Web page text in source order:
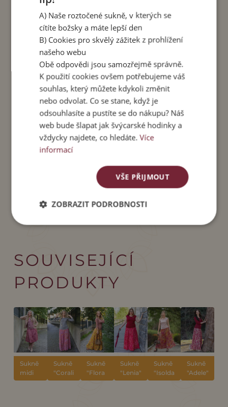
Čtení ke kávě:Jak na to, abyste si voněla i v
horkých dnech.
Pro správnou velikost trika Keira použijte tuto
velikostní tabulku. Obvod hrudníku, pasu a boků,
stejně jako délka rukávu a trika, jsou uvedeny v
cm. Triko je z pružného materiálu, a proto mají
obvody rezervu + 10 cm.
obvod
82 59
41
86 60
42
84 90
SOUVISEJÍCÍ
PRODUKTY
Sukně
midi
Peony
Sukně
"Coralina"
Sukně
"Flora
Solis"
Sukně
"Lenia"
Sukně
"Isolda"
Sukně
"Adele"
A) Naše roztočené sukně, v kterých se
cítíte božsky a máte lepší den
B) Cookies pro skvělý zážitek z prohlížení
našeho webu
Obě odpovědi jsou samozřejmě správně.
K použití cookies ovšem potřebujeme váš
souhlas, který můžete kdykoli změnit
nebo odvolat. Co se stane, když je
odsouhlasíte a pustíte se do nákupu? Náš
web bude šlapat jak švýcarské hodinky a
vždycky najdete, co hledáte.Více
informací
VŠE PŘIJMOUT
ZOBRAZIT PODROBNOSTI